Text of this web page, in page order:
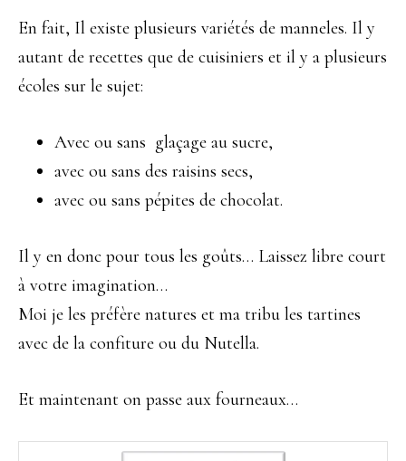
En fait, Il existe plusieurs variétés de manneles. Il y
autant de recettes que de cuisiniers et il y a plusieurs
écoles sur le sujet:
Avec ou sans glaçage au sucre,
avec ou sans des raisins secs,
avec ou sans pépites de chocolat.
Il y en donc pour tous les goûts… Laissez libre court
à votre imagination…
Moi je les préfère natures et ma tribu les tartines
avec de la confiture ou du Nutella.
Et maintenant on passe aux fourneaux…